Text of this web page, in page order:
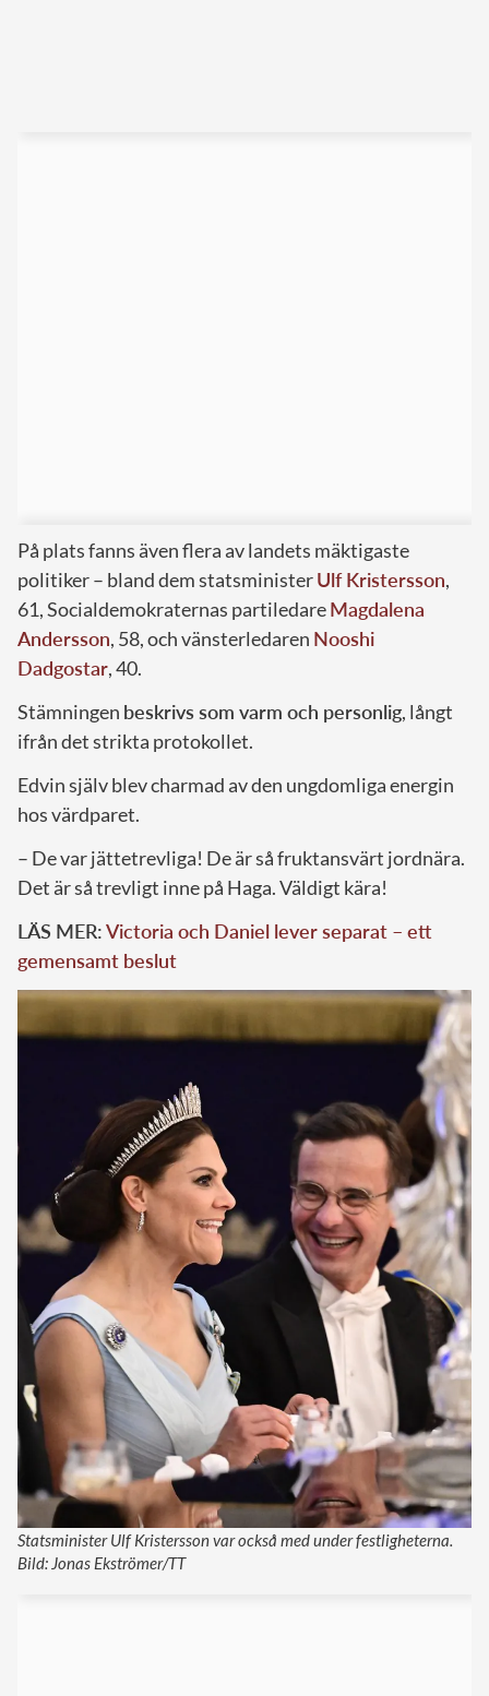
På plats fanns även flera av landets mäktigaste
politiker – bland dem statsministerUlf Kristersson,
61, Socialdemokraternas partiledareMagdalena
Andersson, 58, och vänsterledaren Nooshi
Dadgostar, 40.
Stämningen beskrivs som varm och personlig, långt
ifrån det strikta protokollet.
Edvin själv blev charmad av den ungdomliga energin
hos värdparet.
– De var jättetrevliga! De är så fruktansvärt jordnära.
Det är så trevligt inne på Haga. Väldigt kära!
LÄS MER:Victoria och Daniel lever separat – ett
gemensamt beslut
Statsminister Ulf Kristersson var också med under festligheterna.
Bild: Jonas Ekströmer/TT